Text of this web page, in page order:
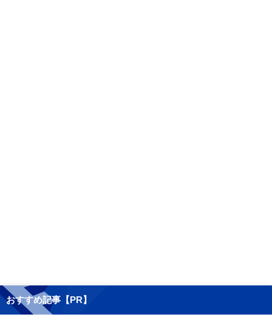
おすすめ記事【PR】